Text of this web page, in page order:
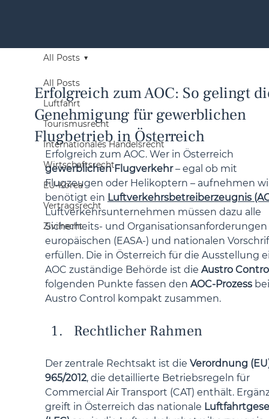
All Posts
Luftfahrt
Tourismusrecht
Internationales Handelsrecht
Wirtschaftsrecht
EU-Korea
Vertragsrecht
Zivilrecht
All Posts
Erfolgreich zum AOC: So gelingt
Genehmigung für gewerblichen
Flugbetrieb in Österreich
Erfolgreich zum AOC. Wer in Österreich
gewerblichen Flugverkehr – egal ob mit
Flugzeugen oder Helikoptern – aufnehmen
benötigt ein Luftverkehrsbetreiberzeugnis
Luftverkehrsunternehmen müssen dazu alle
Sicherheits- und
europäischen (EASA-) und nationalen
erfüllen. Die in Österreich für die Ausstellung
AOC zuständige Behörde ist die Austro
folgenden Punkte fassen den AOC-Prozess
Austro Control kompakt zusammen.
Rechtlicher Rahmen
Der zentrale Rechtsakt ist die Verordnung
965/2012, die detaillierte Betriebsregeln für
Commercial Air Transport (CAT) enthält.
greift in Österreich das nationale